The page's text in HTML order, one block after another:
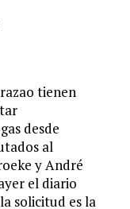
tienen
desde
al
y André
el diario
solicitud es la